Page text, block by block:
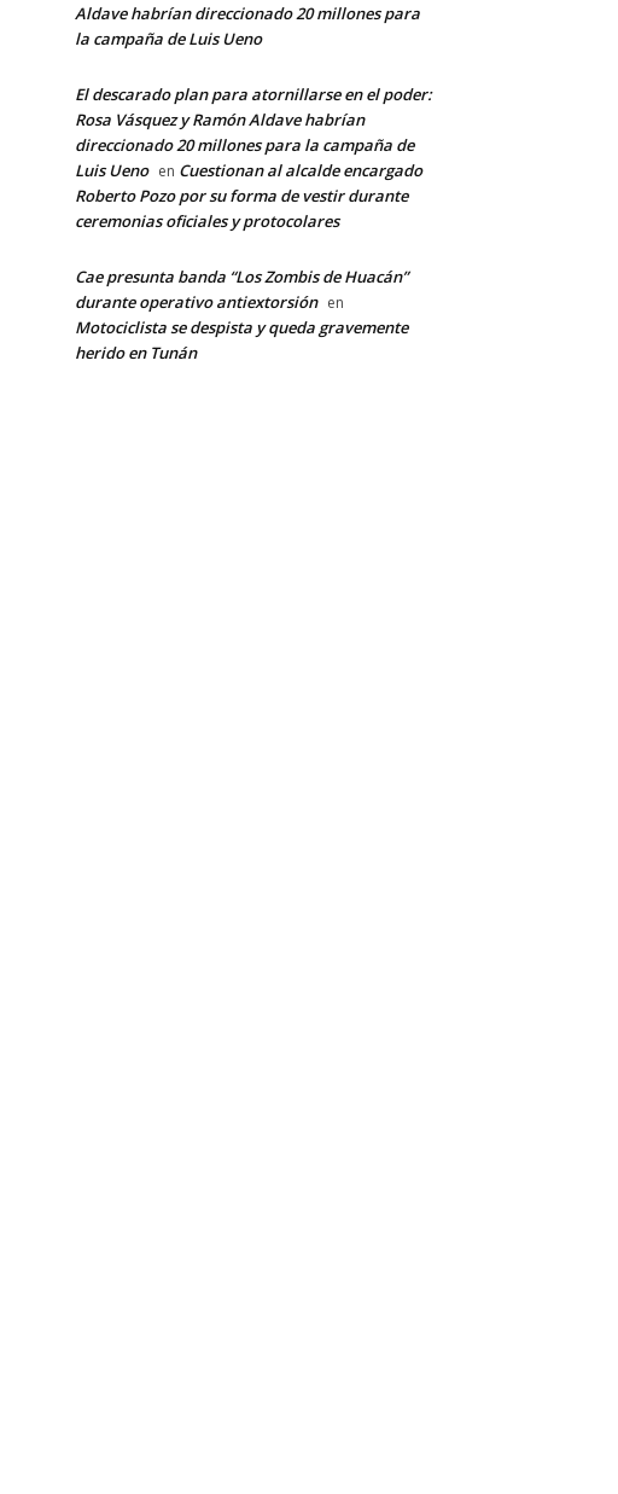
Aldave habrían direccionado 20 millones para
la campaña de Luis Ueno
El descarado plan para atornillarse en el poder:
Rosa Vásquez y Ramón Aldave habrían
direccionado 20 millones para la campaña de
Luis Ueno en Cuestionan al alcalde encargado
Roberto Pozo por su forma de vestir durante
ceremonias oficiales y protocolares
Cae presunta banda “Los Zombis de Huacán”
durante operativo antiextorsión en
Motociclista se despista y queda gravemente
herido en Tunán